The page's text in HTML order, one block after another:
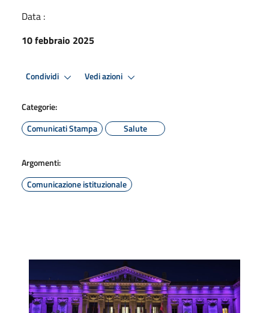
Data :
10 febbraio 2025
Condividi Vedi azioni
Categorie:
Comunicati Stampa
Salute
Argomenti:
Comunicazione istituzionale